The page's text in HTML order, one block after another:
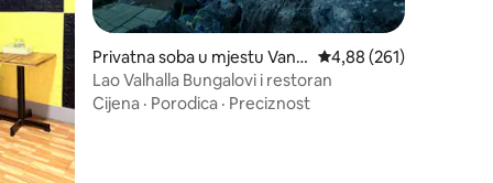
Privatna soba u mjestu Vang
Vieng
Prosječna ocjena: 4,88
4,88 (261)
Lao Valhalla Bungalovi i restoran
Cijena · Porodica · Preciznost